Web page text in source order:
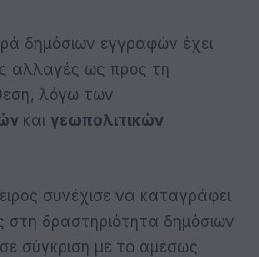
δημόσιων εγγραφών έχει
αλλαγές ως προς τη
λόγω των
και γεωπολιτικών
συνέχισε να καταγράφει
στη δραστηριότητα δημόσιων
σύγκριση με το αμέσως